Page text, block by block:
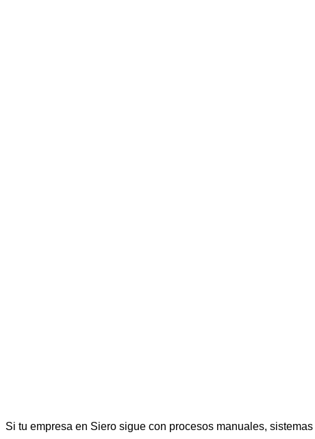
Si tu empresa en Siero sigue con procesos manuales,